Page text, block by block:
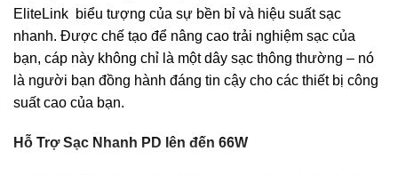
EliteLink biểu tượng của sự bền bỉ và hiệu suất sạc
nhanh. Được chế tạo để nâng cao trải nghiệm sạc của
bạn, cáp này không chỉ là một dây sạc thông thường – nó
là người bạn đồng hành đáng tin cậy cho các thiết bị công
suất cao của bạn.
Hỗ Trợ Sạc Nhanh PD lên đến 66W